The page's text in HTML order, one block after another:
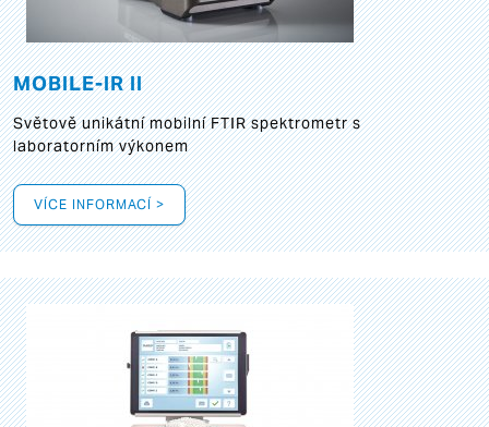
MOBILE-IR II
Světově unikátní mobilní FTIR spektrometr s
laboratorním výkonem
VÍCE INFORMACÍ >